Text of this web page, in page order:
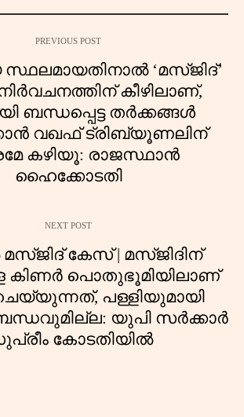
PREVIOUS POST
‘മസ്ജിദ്’
കീഴിലാണ്,
ബന്ധപ്പെട്ട തർക്കങ്ങൾ
വഖഫ് ട്രിബ്യൂണലിന്
കഴിയൂ: രാജസ്ഥാൻ
ഹൈക്കോടതി
NEXT POST
കേസ് | മസ്ജിദിന്
കിണർ പൊതുഭൂമിയിലാണ്
പള്ളിയുമായി
യുപി സർക്കാർ
കോടതിയിൽ